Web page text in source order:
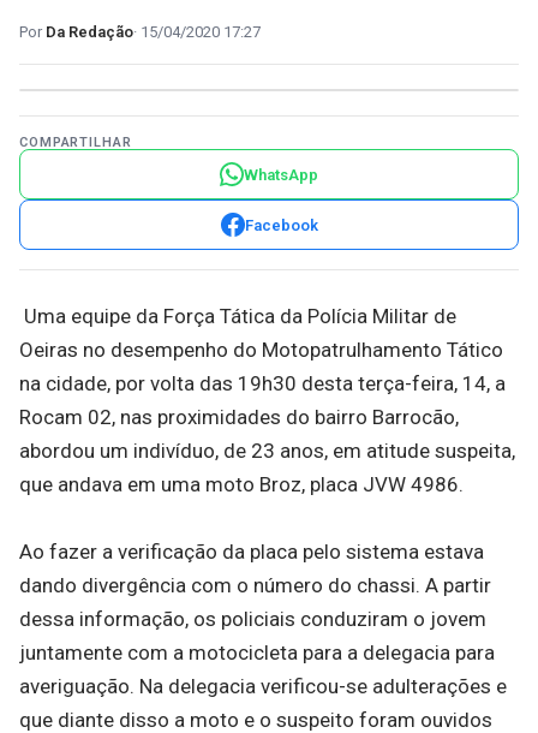
Da Redação 15/04/2020 17:27
COMPARTILHAR
WhatsApp
Facebook
Uma equipe da Força Tática da Polícia Militar de
Oeiras no desempenho do Motopatrulhamento Tático
na cidade, por volta das 19h30 desta terça-feira, 14, a
Rocam 02, nas proximidades do bairro Barrocão,
abordou um indivíduo, de 23 anos, em atitude suspeita,
que andava em uma moto Broz, placa JVW 4986.
Ao fazer a verificação da placa pelo sistema estava
dando divergência com o número do chassi. A partir
dessa informação, os policiais conduziram o jovem
juntamente com a motocicleta para a delegacia para
averiguação. Na delegacia verificou-se adulterações e
que diante disso a moto e o suspeito foram ouvidos